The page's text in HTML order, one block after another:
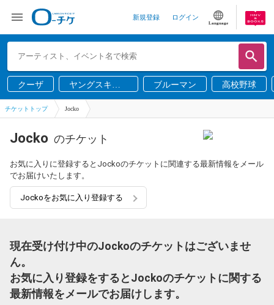
新規登録 ログイン
Language
クーザ
ヤングスキニ
ー
ブルーマン 高校野球
チケットトップ Jocko
Jocko のチケット
お気に入りに登録するとJockoのチケットに関連する最新情報をメール
でお届けいたします。
Jockoをお気に入り登録する
現在受け付け中のJockoのチケットはございませ
ん。
お気に入り登録をするとJockoのチケットに関する
最新情報をメールでお届けします。